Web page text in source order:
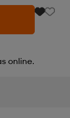
online.